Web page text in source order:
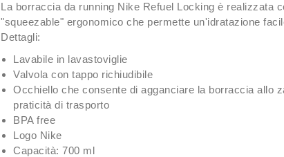
La borraccia da running Nike Refuel Locking è realizzata
"squeezable" ergonomico che permette un'idratazione
Dettagli:
Lavabile in lavastoviglie
Valvola con tappo richiudibile
Occhiello che consente di agganciare la borraccia allo
praticità di trasporto
BPA free
Logo Nike
Capacità: 700 ml